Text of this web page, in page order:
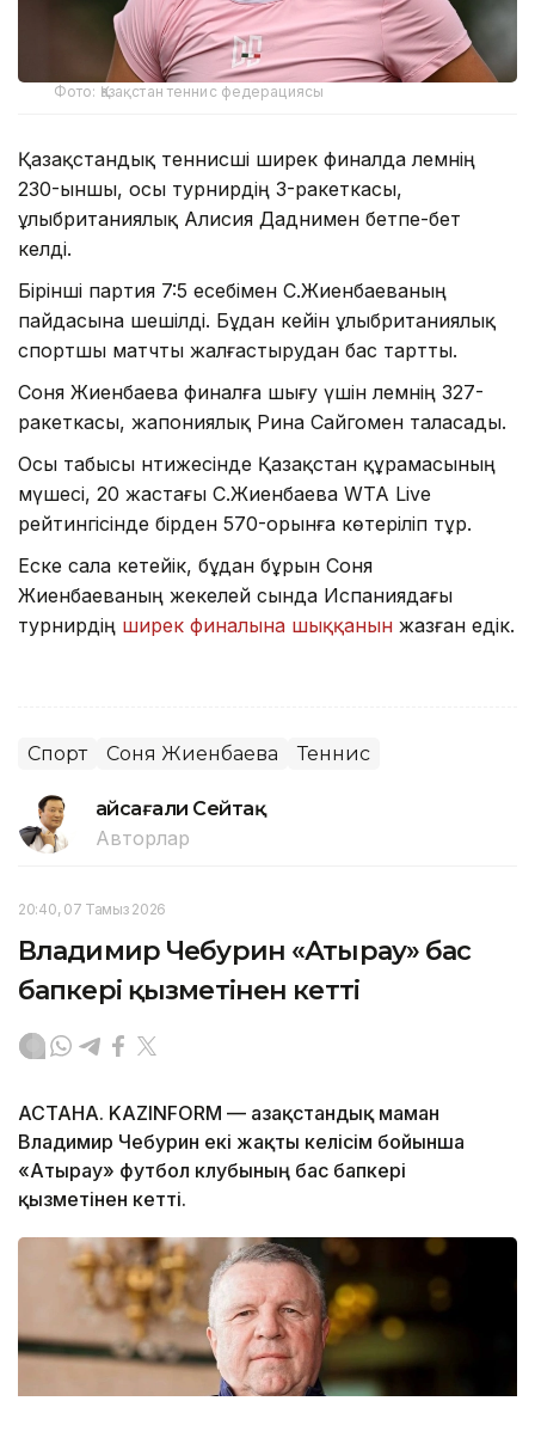
Фото: Қазақстан теннис федерациясы
Қазақстандық теннисші ширек финалда әлемнің
230-ыншы, осы турнирдің 3-ракеткасы,
ұлыбританиялық Алисия Даднимен бетпе-бет
келді.
Бірінші партия 7:5 есебімен С.Жиенбаеваның
пайдасына шешілді. Бұдан кейін ұлыбританиялық
спортшы матчты жалғастырудан бас тартты.
Соня Жиенбаева финалға шығу үшін әлемнің 327-
ракеткасы, жапониялық Рина Сайгомен таласады.
Осы табысы нәтижесінде Қазақстан құрамасының
мүшесі, 20 жастағы С.Жиенбаева WTA Live
рейтингісінде бірден 570-орынға көтеріліп тұр.
Еске сала кетейік, бұдан бұрын Соня
Жиенбаеваның жекелей сында Испаниядағы
турнирдің ширек финалына шыққанын жазған едік.
Спорт Соня Жиенбаева Теннис
Ғайсағали Сейтақ
Авторлар
20:40, 07 Тамыз 2026
Владимир Чебурин «Атырау» бас
бапкері қызметінен кетті
АСТАНА. KAZINFORM — Қазақстандық маман
Владимир Чебурин екі жақты келісім бойынша
«Атырау» футбол клубының бас бапкері
қызметінен кетті.